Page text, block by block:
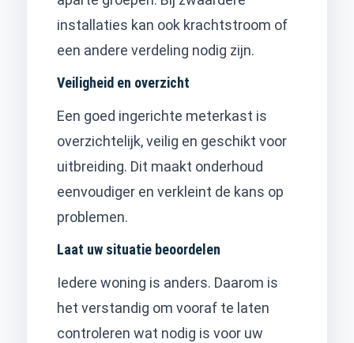
installaties kan ook krachtstroom of
een andere verdeling nodig zijn.
Veiligheid en overzicht
Een goed ingerichte meterkast is
overzichtelijk, veilig en geschikt voor
uitbreiding. Dit maakt onderhoud
eenvoudiger en verkleint de kans op
problemen.
Laat uw situatie beoordelen
Iedere woning is anders. Daarom is
het verstandig om vooraf te laten
controleren wat nodig is voor uw